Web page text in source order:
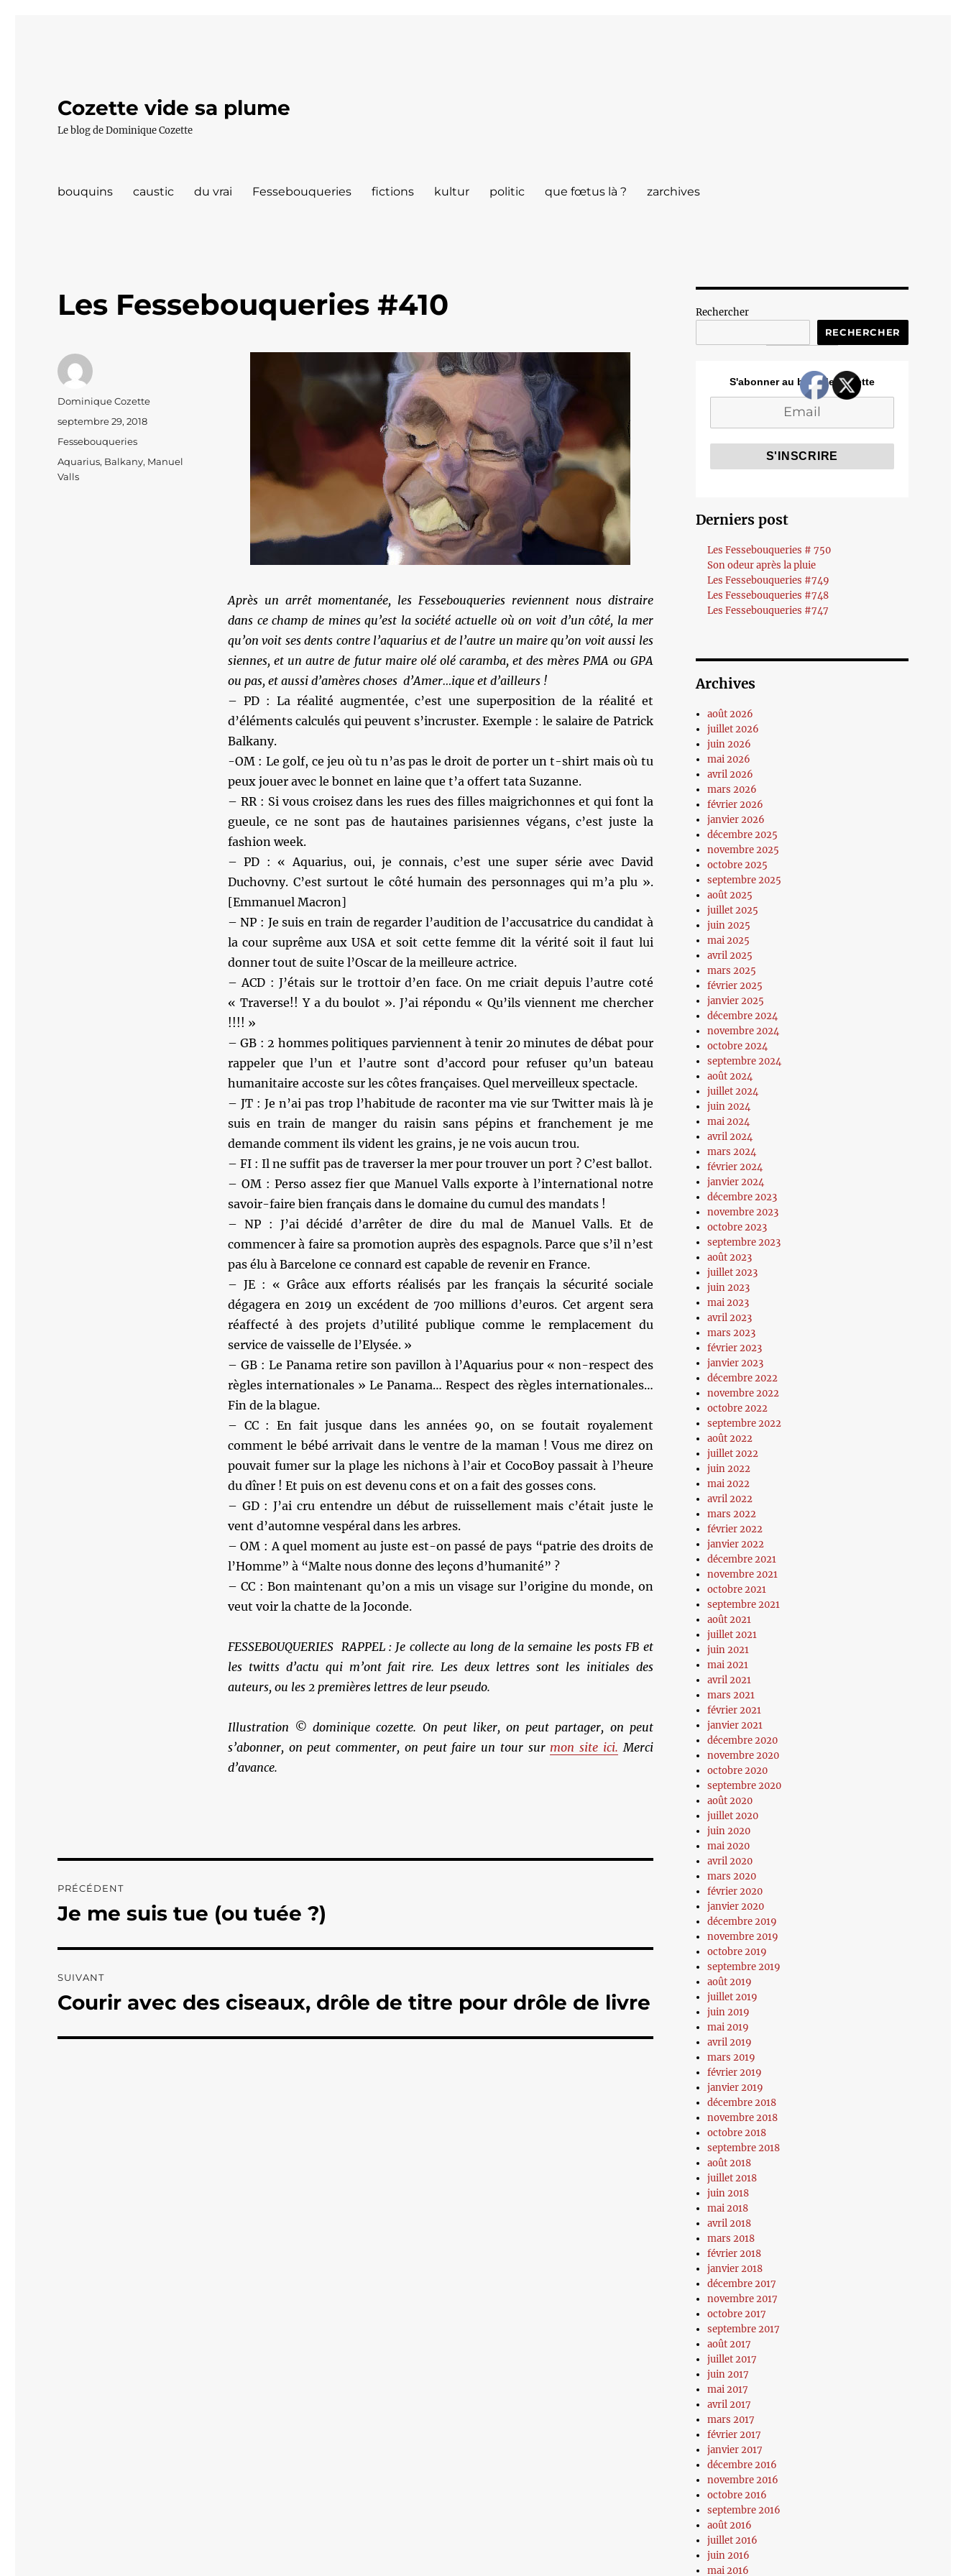
Cozette vide sa plume
Le blog de Dominique Cozette
bouquins caustic du vrai Fessebouqueries fictions kultur politic que fœtus là ? zarchives
Les Fessebouqueries #410
Après un arrêt momentanée, les Fessebouqueries reviennent nous distraire
dans ce champ de mines qu’est la société actuelle où on voit d’un côté, la mer
qu’on voit ses dents contre l’aquarius et de l’autre un maire qu’on voit aussi les
siennes, et un autre de futur maire olé olé caramba, et des mères PMA ou GPA
ou pas, et aussi d’amères choses d’Amer…ique et d’ailleurs !
– PD : La réalité augmentée, c’est une superposition de la réalité et
d’éléments calculés qui peuvent s’incruster. Exemple : le salaire de Patrick
Balkany.
-OM : Le golf, ce jeu où tu n’as pas le droit de porter un t-shirt mais où tu
peux jouer avec le bonnet en laine que t’a offert tata Suzanne.
– RR : Si vous croisez dans les rues des filles maigrichonnes et qui font la
gueule, ce ne sont pas de hautaines parisiennes végans, c’est juste la
fashion week.
– PD : « Aquarius, oui, je connais, c’est une super série avec David
Duchovny. C’est surtout le côté humain des personnages qui m’a plu ».
[Emmanuel Macron]
– NP : Je suis en train de regarder l’audition de l’accusatrice du candidat à
la cour suprême aux USA et soit cette femme dit la vérité soit il faut lui
donner tout de suite l’Oscar de la meilleure actrice.
– ACD : J’étais sur le trottoir d’en face. On me criait depuis l’autre coté
« Traverse!! Y a du boulot ». J’ai répondu « Qu’ils viennent me chercher
!!!! »
– GB : 2 hommes politiques parviennent à tenir 20 minutes de débat pour
rappeler que l’un et l’autre sont d’accord pour refuser qu’un bateau
humanitaire accoste sur les côtes françaises. Quel merveilleux spectacle.
– JT : Je n’ai pas trop l’habitude de raconter ma vie sur Twitter mais là je
suis en train de manger du raisin sans pépins et franchement je me
demande comment ils vident les grains, je ne vois aucun trou.
– FI : Il ne suffit pas de traverser la mer pour trouver un port ? C’est ballot.
– OM : Perso assez fier que Manuel Valls exporte à l’international notre
savoir-faire bien français dans le domaine du cumul des mandats !
– NP : J’ai décidé d’arrêter de dire du mal de Manuel Valls. Et de
commencer à faire sa promotion auprès des espagnols. Parce que s’il n’est
pas élu à Barcelone ce connard est capable de revenir en France.
– JE : « Grâce aux efforts réalisés par les français la sécurité sociale
dégagera en 2019 un excédent de 700 millions d’euros. Cet argent sera
réaffecté à des projets d’utilité publique comme le remplacement du
service de vaisselle de l’Elysée. »
– GB : Le Panama retire son pavillon à l’Aquarius pour « non-respect des
règles internationales » Le Panama… Respect des règles internationales…
Fin de la blague.
– CC : En fait jusque dans les années 90, on se foutait royalement
comment le bébé arrivait dans le ventre de la maman ! Vous me direz on
pouvait fumer sur la plage les nichons à l’air et CocoBoy passait à l’heure
du dîner ! Et puis on est devenu cons et on a fait des gosses cons.
– GD : J’ai cru entendre un début de ruissellement mais c’était juste le
vent d’automne vespéral dans les arbres.
– OM : A quel moment au juste est-on passé de pays “patrie des droits de
l’Homme” à “Malte nous donne des leçons d’humanité” ?
– CC : Bon maintenant qu’on a mis un visage sur l’origine du monde, on
veut voir la chatte de la Joconde.
FESSEBOUQUERIES RAPPEL : Je collecte au long de la semaine les posts FB et
les twitts d’actu qui m’ont fait rire. Les deux lettres sont les initiales des
auteurs, ou les 2 premières lettres de leur pseudo.
Illustration © dominique cozette. On peut liker, on peut partager, on peut
s’abonner, on peut commenter, on peut faire un tour sur mon site ici. Merci
d’avance.
Auteur
Dominique Cozette
Publié
septembre 29, 2018
Catégories
Fessebouqueries
Étiquettes
Aquarius, Balkany, Manuel
Valls
de
PRÉCÉDENT
Publication
Je me suis tue (ou tuée ?)
SUIVANT
Publication
Courir avec des ciseaux, drôle de titre pour drôle de livre
Rechercher
RECHERCHER
S'abonner au blog de Cozette
Derniers post
Les Fessebouqueries # 750
Son odeur après la pluie
Les Fessebouqueries #749
Les Fessebouqueries #748
Les Fessebouqueries #747
Archives
août 2026
juillet 2026
juin 2026
mai 2026
avril 2026
mars 2026
février 2026
janvier 2026
décembre 2025
novembre 2025
octobre 2025
septembre 2025
août 2025
juillet 2025
juin 2025
mai 2025
avril 2025
mars 2025
février 2025
janvier 2025
décembre 2024
novembre 2024
octobre 2024
septembre 2024
août 2024
juillet 2024
juin 2024
mai 2024
avril 2024
mars 2024
février 2024
janvier 2024
décembre 2023
novembre 2023
octobre 2023
septembre 2023
août 2023
juillet 2023
juin 2023
mai 2023
avril 2023
mars 2023
février 2023
janvier 2023
décembre 2022
novembre 2022
octobre 2022
septembre 2022
août 2022
juillet 2022
juin 2022
mai 2022
avril 2022
mars 2022
février 2022
janvier 2022
décembre 2021
novembre 2021
octobre 2021
septembre 2021
août 2021
juillet 2021
juin 2021
mai 2021
avril 2021
mars 2021
février 2021
janvier 2021
décembre 2020
novembre 2020
octobre 2020
septembre 2020
août 2020
juillet 2020
juin 2020
mai 2020
avril 2020
mars 2020
février 2020
janvier 2020
décembre 2019
novembre 2019
octobre 2019
septembre 2019
août 2019
juillet 2019
juin 2019
mai 2019
avril 2019
mars 2019
février 2019
janvier 2019
décembre 2018
novembre 2018
octobre 2018
septembre 2018
août 2018
juillet 2018
juin 2018
mai 2018
avril 2018
mars 2018
février 2018
janvier 2018
décembre 2017
novembre 2017
octobre 2017
septembre 2017
août 2017
juillet 2017
juin 2017
mai 2017
avril 2017
mars 2017
février 2017
janvier 2017
décembre 2016
novembre 2016
octobre 2016
septembre 2016
août 2016
juillet 2016
juin 2016
mai 2016